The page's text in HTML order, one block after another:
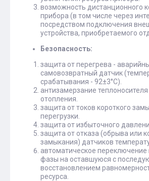
возможность дистанционного
прибора (в том числе через
посредством подключения
устройства, приобретаемого
Безопасность:
защита от перегрева -
самовозвратный датчик
срабатывания - 92±3°С).
антизамерзание
отопления.
защита от токов короткого
перегрузки.
защита от избыточного
защита от отказа (обрыва или
замыкания) датчиков
автоматическое
фазы на оставшуюся с
восстановлением
ресурса.